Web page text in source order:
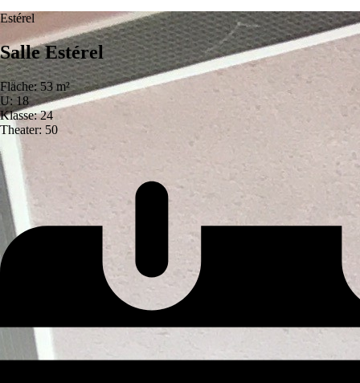
Estérel
Salle Estérel
Fläche: 53 m²
U: 18
Klasse: 24
Theater: 50